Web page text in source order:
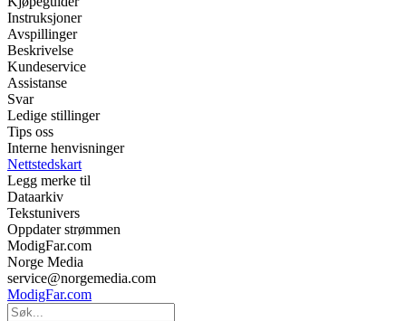
Instruksjoner
Avspillinger
Beskrivelse
Kundeservice
Assistanse
Svar
Ledige stillinger
Tips oss
Interne henvisninger
Nettstedskart
Legg merke til
Dataarkiv
Tekstunivers
Oppdater strømmen
ModigFar.com
Norge Media
service@norgemedia.com
ModigFar.com